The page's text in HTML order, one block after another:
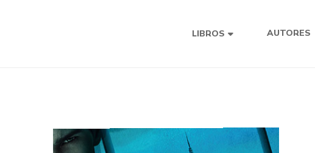
LIBROS AUTORES